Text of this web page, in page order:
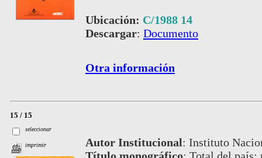
Ubicación: C/1988 14
Descargar: Documento
Otra información
15 / 15
seleccionar
imprimir Autor Institucional: Instituto